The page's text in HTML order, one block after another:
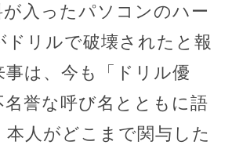
入ったパソコンのハー
ドリルで破壊されたと報
事は、今も「ドリル優
誉な呼び名とともに語
本人がどこまで関与した